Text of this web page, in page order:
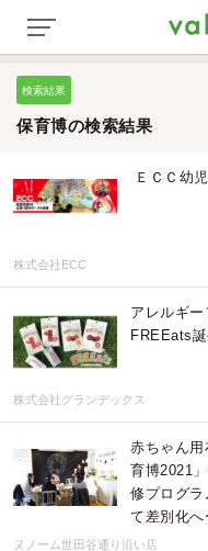
検索結果
保育博の検索結果
ＥＣＣ幼
株式会社ECC
アレルギ
FREEats誕
株式会社グランデックス
赤ちゃん
育博2021
修プログラ
て差別化へ
ヌノーム世田谷通り沿い店